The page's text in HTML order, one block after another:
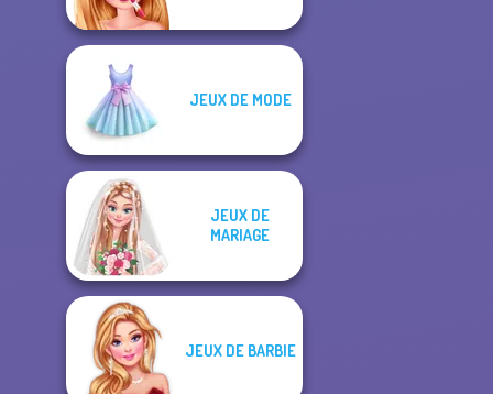
JEUX DE MODE
JEUX DE
MARIAGE
JEUX DE BARBIE